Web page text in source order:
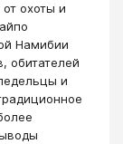
охоты и
Намибии
обитателей
и